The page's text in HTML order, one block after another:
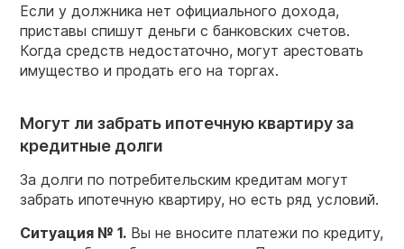
Если у должника нет официального дохода,
приставы спишут деньги с банковских счетов.
Когда средств недостаточно, могут арестовать
имущество и продать его на торгах.
Могут ли забрать ипотечную квартиру за
кредитные долги
За долги по потребительским кредитам могут
забрать ипотечную квартиру, но есть ряд условий.
Ситуация № 1. Вы не вносите платежи по кредиту,